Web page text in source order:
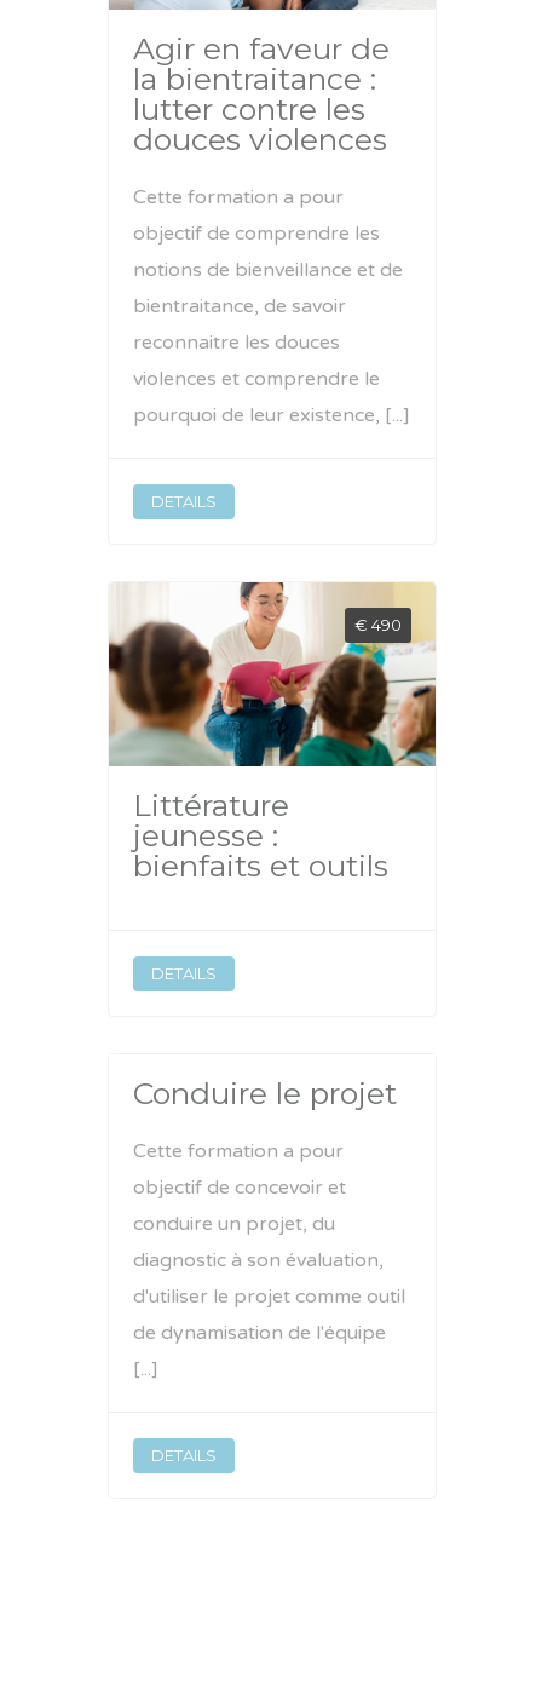
Agir en faveur de
la bientraitance :
lutter contre les
douces violences
Cette formation a pour
objectif de comprendre les
notions de bienveillance et de
bientraitance, de savoir
reconnaitre les douces
violences et comprendre le
pourquoi de leur existence, [...]
DETAILS
€ 490
Littérature
jeunesse :
bienfaits et outils
DETAILS
Conduire le projet
Cette formation a pour
objectif de concevoir et
conduire un projet, du
diagnostic à son évaluation,
d'utiliser le projet comme outil
de dynamisation de l'équipe
[...]
DETAILS